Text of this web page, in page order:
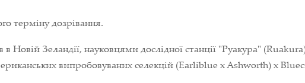
терміну дозрівання.
Новій Зеландії, науковцями дослідної станції "Руакура"
випробовуваних селекцій (Earliblue x Ashworth) x